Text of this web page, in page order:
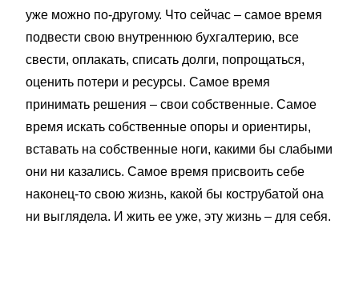
уже можно по-другому. Что сейчас – самое время
подвести свою внутреннюю бухгалтерию, все
свести, оплакать, списать долги, попрощаться,
оценить потери и ресурсы. Самое время
принимать решения – свои собственные. Самое
время искать собственные опоры и ориентиры,
вставать на собственные ноги, какими бы слабыми
они ни казались. Самое время присвоить себе
наконец-то свою жизнь, какой бы кострубатой она
ни выглядела. И жить ее уже, эту жизнь – для себя.